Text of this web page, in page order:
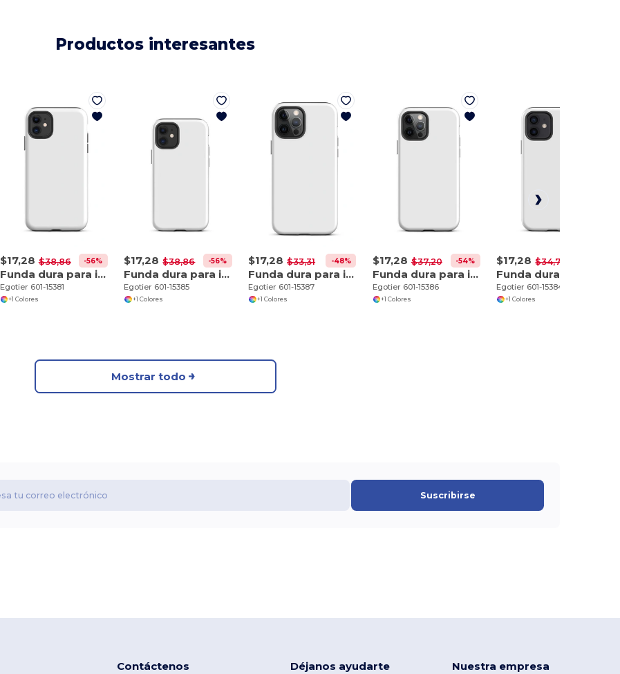
Productos interesantes
$17,28 $38,86 -56%
Funda dura para iPhone 11
Egotier 601-15381
+1 Colores
$17,28 $38,86 -56%
Funda dura para iPhone 12 mini
Egotier 601-15385
+1 Colores
$17,28 $33,31 -48%
Funda dura para iPhone 12 Pro Max
Egotier 601-15387
+1 Colores
$17,28 $37,20 -54%
Funda dura para iPhone 12 Pro
Egotier 601-15386
+1 Colores
$17,28 $34,70
Egotier 601-15384
+1 Colores
Mostrar todo
Suscribirse
Contáctenos Déjanos ayudarte Nuestra empresa